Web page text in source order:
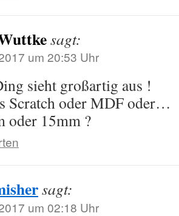
sagt:
um 20:53 Uhr
sieht großartig aus !
Scratch oder MDF oder…
oder 15mm ?
sagt:
um 02:18 Uhr